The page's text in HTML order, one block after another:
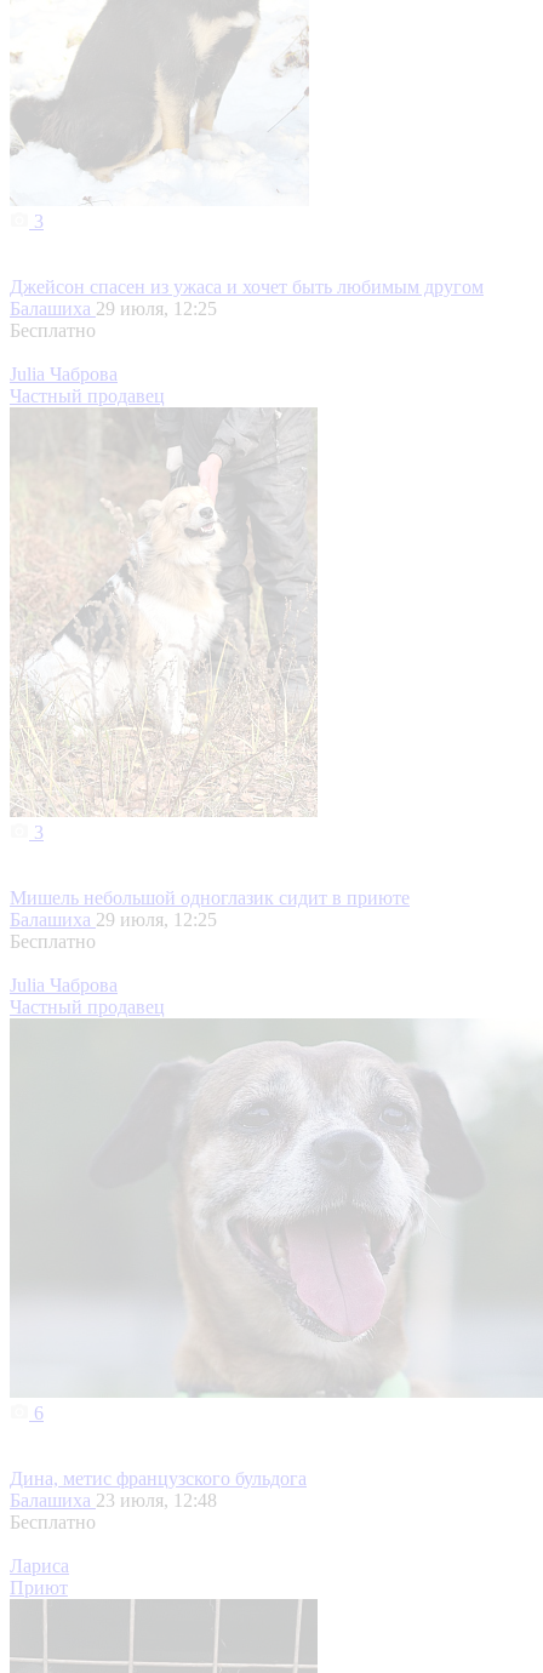
3
Джейсон спасен из ужаса и хочет быть любимым другом
Балашиха 29 июля, 12:25
Бесплатно
Julia Чаброва
Частный продавец
3
Мишель небольшой одноглазик сидит в приюте
Балашиха 29 июля, 12:25
Бесплатно
Julia Чаброва
Частный продавец
6
Дина, метис французского бульдога
Балашиха 23 июля, 12:48
Бесплатно
Лариса
Приют